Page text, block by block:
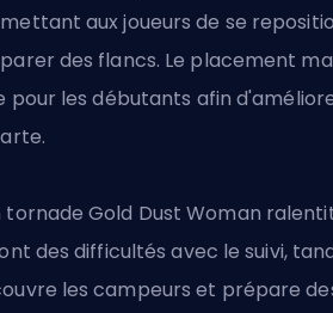
aux joueurs de se
des flancs. Le placement
pour les débutants afin
tornade Gold Dust Woman
des difficultés avec le suivi,
les campeurs et prépare